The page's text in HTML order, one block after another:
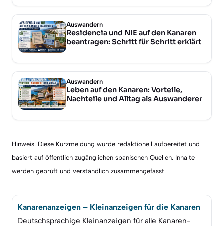
Auswandern
Residencia und NIE auf den Kanaren
beantragen: Schritt für Schritt erklärt
Auswandern
Leben auf den Kanaren: Vorteile,
Nachteile und Alltag als Auswanderer
Hinweis: Diese Kurzmeldung wurde redaktionell aufbereitet und
basiert auf öffentlich zugänglichen spanischen Quellen. Inhalte
werden geprüft und verständlich zusammengefasst.
Kanarenanzeigen – Kleinanzeigen für die Kanaren
Deutschsprachige Kleinanzeigen für alle Kanaren-